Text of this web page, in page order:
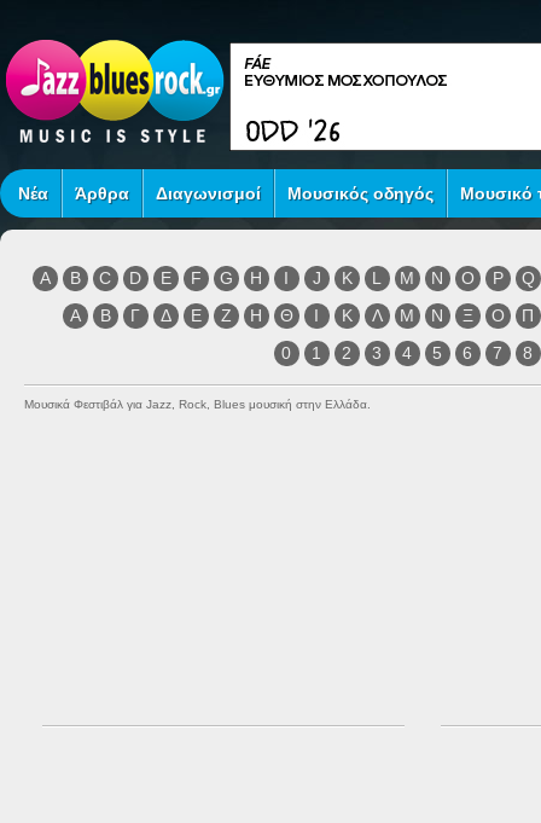
Νέα Άρθρα Διαγωνισμοί Μουσικός οδηγός Μουσικό
A B C D E F G H I J K L M N O P
Q
Α
Β Γ Δ Ε Ζ Η Θ Ι Κ Λ Μ Ν Ξ Ο
Π
0
1 2 3 4 5 6 7 8
Μουσικά Φεστιβάλ για Jazz, Rock, Blues μουσική στην Ελλάδα.